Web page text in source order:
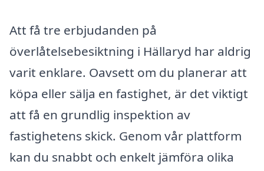
Att få tre erbjudanden på
överlåtelsebesiktning i Hällaryd har aldrig
varit enklare. Oavsett om du planerar att
köpa eller sälja en fastighet, är det viktigt
att få en grundlig inspektion av
fastighetens skick. Genom vår plattform
kan du snabbt och enkelt jämföra olika